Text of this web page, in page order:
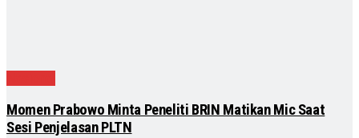
Momen Prabowo Minta Peneliti BRIN Matikan Mic Saat
Sesi Penjelasan PLTN